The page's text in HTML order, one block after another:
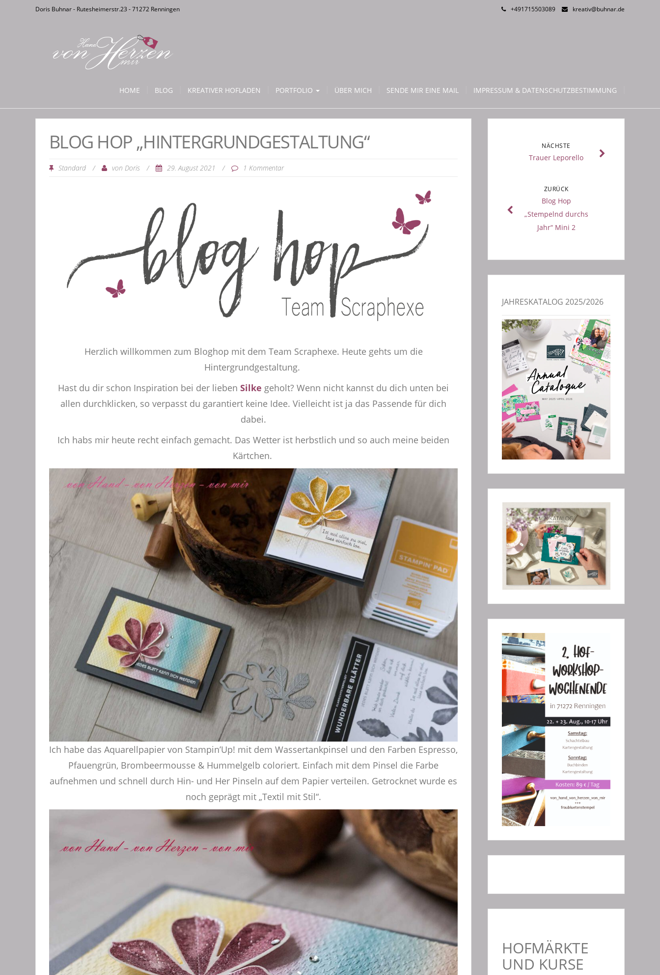
Doris Buhnar - Rutesheimerstr.23 - 71272 Renningen +491715503089 kreativ@buhnar.de
HOME BLOG KREATIVER HOFLADEN PORTFOLIO ÜBER MICH SENDE MIR EINE MAIL IMPRESSUM & DATENSCHUTZBESTIMMUNG
BLOG HOP „HINTERGRUNDGESTALTUNG“
Standard / von Doris / 29. August 2021 / 1 Kommentar
Herzlich willkommen zum Bloghop mit dem Team Scraphexe. Heute gehts um die
Hintergrundgestaltung.
Hast du dir schon Inspiration bei der lieben Silke geholt? Wenn nicht kannst du dich unten bei
allen durchklicken, so verpasst du garantiert keine Idee. Vielleicht ist ja das Passende für dich
dabei.
Ich habs mir heute recht einfach gemacht. Das Wetter ist herbstlich und so auch meine beiden
Kärtchen.
Ich habe das Aquarellpapier von Stampin’Up! mit dem Wassertankpinsel und den Farben Espresso,
Pfauengrün, Brombeermousse & Hummelgelb coloriert. Einfach mit dem Pinsel die Farbe
aufnehmen und schnell durch Hin- und Her Pinseln auf dem Papier verteilen. Getrocknet wurde es
noch geprägt mit „Textil mit Stil“.
NÄCHSTE
Trauer Leporello
ZURÜCK
Blog Hop
„Stempelnd durchs
Jahr“ Mini 2
JAHRESKATALOG 2025/2026
HOFMÄRKTE
UND KURSE